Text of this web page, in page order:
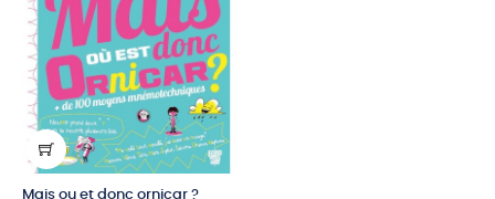
Mais ou et donc ornicar ?